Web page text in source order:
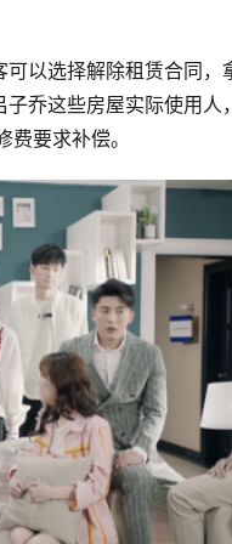
选择解除租赁合同，
乔这些房屋实际使用
要求补偿。